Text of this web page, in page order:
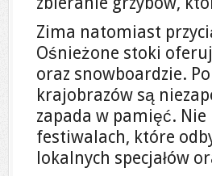
Zima natomiast
Ośnieżone stoki
oraz snowboardzie.
krajobrazów są
zapada w pamięć.
festiwalach, które
lokalnych specjałów